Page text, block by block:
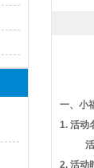
一、小
1. 活动
2. 活动